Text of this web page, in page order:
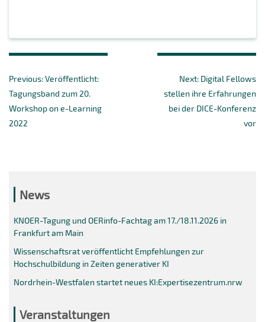
Previous:Previous
post:
Veröffentlicht:
Tagungsband zum 20.
Workshop on e-Learning
2022
Next: Next
post:
Digital Fellows
stellen ihre Erfahrungen
bei der DICE-Konferenz
vor
News
KNOER-Tagung und OERinfo-Fachtag am 17./18.11.2026 in
Frankfurt am Main
Wissenschaftsrat veröffentlicht Empfehlungen zur
Hochschulbildung in Zeiten generativer KI
Nordrhein-Westfalen startet neues KI:Expertisezentrum.nrw
Veranstaltungen